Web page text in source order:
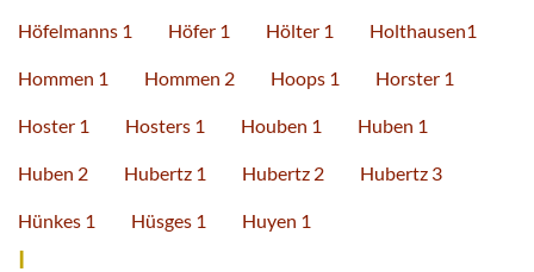
Höfelmanns 1 Höfer 1 Hölter 1 Holthausen1
Hommen 1 Hommen 2 Hoops 1 Horster 1
Hoster 1 Hosters 1 Houben 1 Huben 1
Huben 2 Hubertz 1 Hubertz 2 Hubertz 3
Hünkes 1 Hüsges 1 Huyen 1
I